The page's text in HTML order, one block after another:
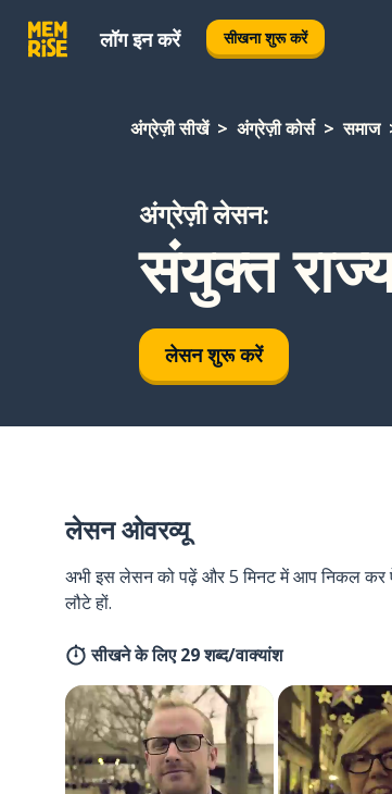
लॉग इन करें सीखना शुरू करें
अंग्रेज़ी सीखें अंग्रेज़ी कोर्स समाज
अंग्रेज़ी लेसन:
संयुक्त
लेसन शुरू करें
लेसन ओवरव्यू
अभी इस लेसन को पढ़ें और 5 मिनट में आप निकल कर
लौटे हों.
सीखने के लिए 29 शब्द/वाक्यांश